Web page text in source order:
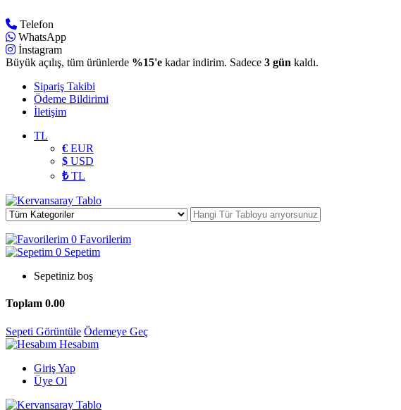
Telefon
WhatsApp
İnstagram
Büyük açılış, tüm ürünlerde %15'e kadar indirim. Sadece 3 gün kaldı.
Sipariş Takibi
Ödeme Bildirimi
İletişim
TL
€ EUR
$ USD
₺TL
0 Favorilerim
0 Sepetim
Sepetiniz boş
Toplam 0.00
Sepeti Görüntüle Ödemeye Geç
Hesabım
Giriş Yap
Üye Ol